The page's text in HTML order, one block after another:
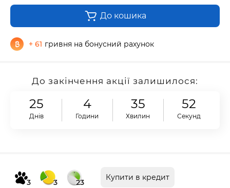
До кошика
+ 61 гривня на бонусний рахунок
До закінчення акції залишилося:
25
Днів
4
Години
35
Хвилин
52
Секунд
3 3 23
Купити в кредит